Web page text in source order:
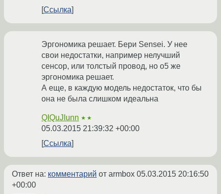
Ссылка
Эргономика решает. Бери Sensei. У нее
свои недостатки, например нелучший
сенсор, или толстый провод, но о5 же
эргономика решает.
А еще, в каждую модель недостаток, что бы
она не была слишком идеальна
QIQuJIunn ★★
05.03.2015 21:39:32 +00:00
Ссылка
Ответ на: комментарий от armbox 05.03.2015 20:16:50
+00:00